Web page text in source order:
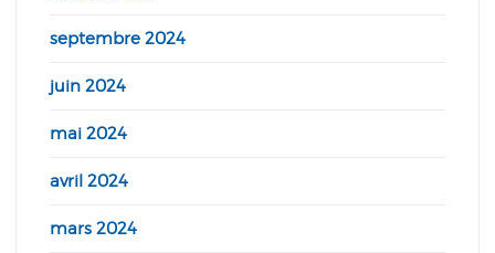
septembre 2024
juin 2024
mai 2024
avril 2024
mars 2024